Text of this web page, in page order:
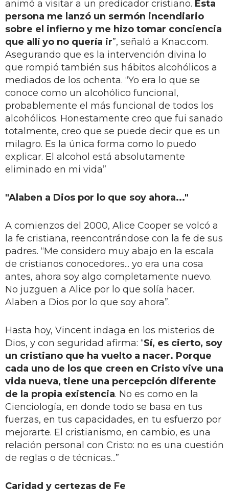
animó a visitar a un predicador cristiano. Esta
persona me lanzó un sermón incendiario
sobre el infierno y me hizo tomar conciencia
que allí yo no quería ir”, señaló a Knac.com.
Asegurando que es la intervención divina lo
que rompió también sus hábitos alcohólicos a
mediados de los ochenta. “Yo era lo que se
conoce como un alcohólico funcional,
probablemente el más funcional de todos los
alcohólicos. Honestamente creo que fui sanado
totalmente, creo que se puede decir que es un
milagro. Es la única forma como lo puedo
explicar. El alcohol está absolutamente
eliminado en mi vida”
"Alaben a Dios por lo que soy ahora..."
A comienzos del 2000, Alice Cooper se volcó a
la fe cristiana, reencontrándose con la fe de sus
padres. “Me considero muy abajo en la escala
de cristianos conocedores... yo era una cosa
antes, ahora soy algo completamente nuevo.
No juzguen a Alice por lo que solía hacer.
Alaben a Dios por lo que soy ahora”.
Hasta hoy, Vincent indaga en los misterios de
Dios, y con seguridad afirma: “Sí, es cierto, soy
un cristiano que ha vuelto a nacer. Porque
cada uno de los que creen en Cristo vive una
vida nueva, tiene una percepción diferente
de la propia existencia. No es como en la
Cienciología, en donde todo se basa en tus
fuerzas, en tus capacidades, en tu esfuerzo por
mejorarte. El cristianismo, en cambio, es una
relación personal con Cristo: no es una cuestión
de reglas o de técnicas...”
Caridad y certezas de Fe